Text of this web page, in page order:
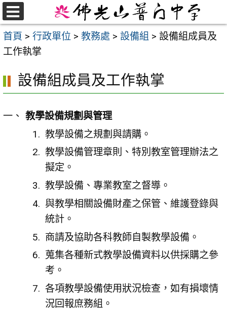
跳
至
主
要
首頁 > 行政單位 > 教務處 > 設備組 > 設備組成員及
工作執掌
設備組成員及工作執掌
教學設備規劃與管理
教學設備之規劃與請購。
教學設備管理章則、特別教室管理辦法之
擬定。
教學設備、專業教室之督導。
與教學相關設備財產之保管、維護登錄與
統計。
商請及協助各科教師自製教學設備。
蒐集各種新式教學設備資料以供採購之參
考。
各項教學設備使用狀況檢查，如有損壞情
況回報庶務組。
選
單